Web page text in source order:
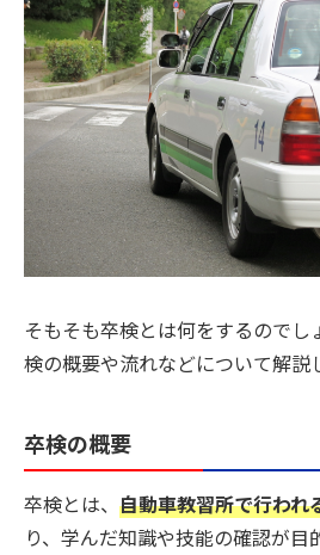
そもそも卒検とは何をするのでし
検の概要や流れなどについて解説
卒検の概要
卒検とは、 自動車教習所で行われ
り、学んだ知識や技能の確認が目